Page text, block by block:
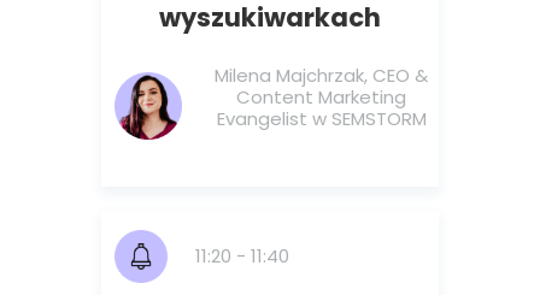
Milena Majchrzak, CEO &
Content Marketing
Evangelist w SEMSTORM
wyszukiwarkach
11:20 - 11:40